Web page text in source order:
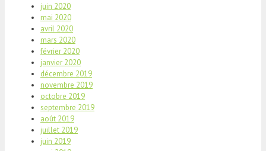
juin 2020
mai 2020
avril 2020
mars 2020
février 2020
janvier 2020
décembre 2019
novembre 2019
octobre 2019
septembre 2019
août 2019
juillet 2019
juin 2019